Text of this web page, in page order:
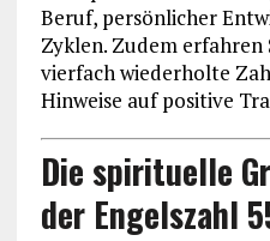
Beruf, persönlicher
Zyklen. Zudem erfahren
vierfach wiederholte
Hinweise auf positive
Die spirituelle
der Engelszahl